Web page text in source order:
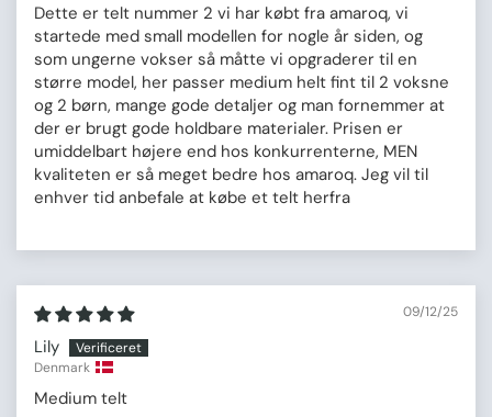
Dette er telt nummer 2 vi har købt fra amaroq, vi
startede med small modellen for nogle år siden, og
som ungerne vokser så måtte vi opgraderer til en
større model, her passer medium helt fint til 2 voksne
og 2 børn, mange gode detaljer og man fornemmer at
der er brugt gode holdbare materialer. Prisen er
umiddelbart højere end hos konkurrenterne, MEN
kvaliteten er så meget bedre hos amaroq. Jeg vil til
enhver tid anbefale at købe et telt herfra
09/12/25
Lily
Denmark
Medium telt